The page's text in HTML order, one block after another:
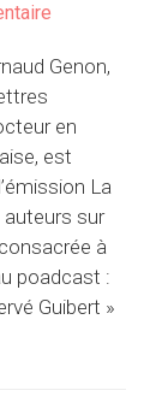
Genon,
en
est
La
sur
à
poadcast :
Guibert »